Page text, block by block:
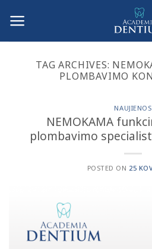
TAG ARCHIVES:
PLOMBAVIMO
NAUJIENOS
NEMOKAMA
plombavimo
POSTED ON 25